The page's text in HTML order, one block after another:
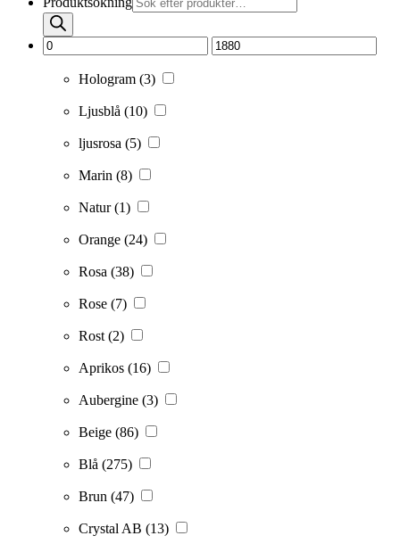
Hologram (3)
Ljusblå (10)
ljusrosa (5)
Marin (8)
Natur(1)
Orange (24)
Rosa (38)
Rose (7)
Rost (2)
Aprikos (16)
Aubergine (3)
Beige (86)
Blå (275)
Brun (47)
Crystal AB (13)